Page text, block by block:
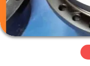
बारे
में